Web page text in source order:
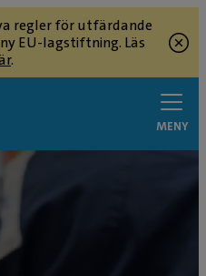
regler för utfärdande
EU-lagstiftning. Läs
.
MENY